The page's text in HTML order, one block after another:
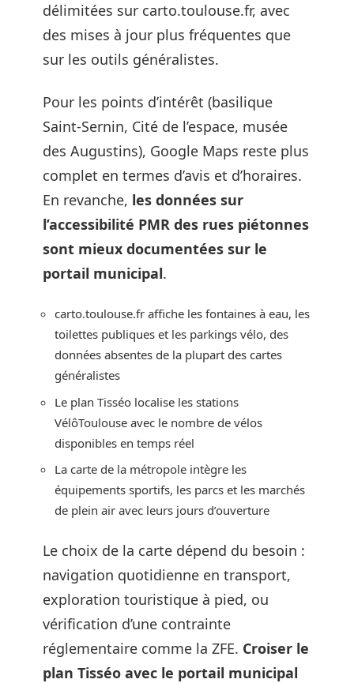
délimitées sur carto.toulouse.fr, avec
des mises à jour plus fréquentes que
sur les outils généralistes.
Pour les points d’intérêt (basilique
Saint-Sernin, Cité de l’espace, musée
des Augustins), Google Maps reste plus
complet en termes d’avis et d’horaires.
En revanche, les données sur
l’accessibilité PMR des rues piétonnes
sont mieux documentées sur le
portail municipal.
carto.toulouse.fr affiche les fontaines à eau, les
toilettes publiques et les parkings vélo, des
données absentes de la plupart des cartes
généralistes
Le plan Tisséo localise les stations
VélôToulouse avec le nombre de vélos
disponibles en temps réel
La carte de la métropole intègre les
équipements sportifs, les parcs et les marchés
de plein air avec leurs jours d’ouverture
Le choix de la carte dépend du besoin :
navigation quotidienne en transport,
exploration touristique à pied, ou
vérification d’une contrainte
réglementaire comme la ZFE. Croiser le
plan Tisséo avec le portail municipal